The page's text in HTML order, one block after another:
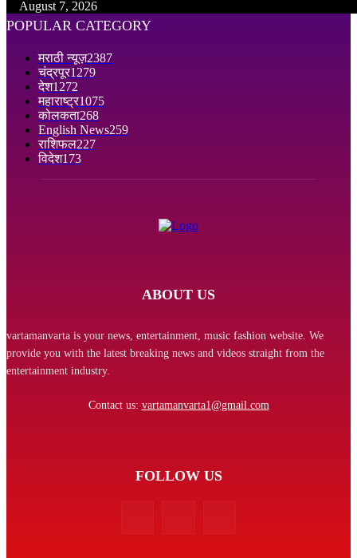
August 7, 2026
POPULAR CATEGORY
मराठी न्यूज़2387
चंद्रपूर1279
देश1272
महाराष्ट्र1075
कोलकता268
English News259
राशिफल227
विदेश173
ABOUT US
vartamanvarta is your news, entertainment, music fashion website. We
provide you with the latest breaking news and videos straight from the
entertainment industry.
Contact us: vartamanvarta1@gmail.com
FOLLOW US